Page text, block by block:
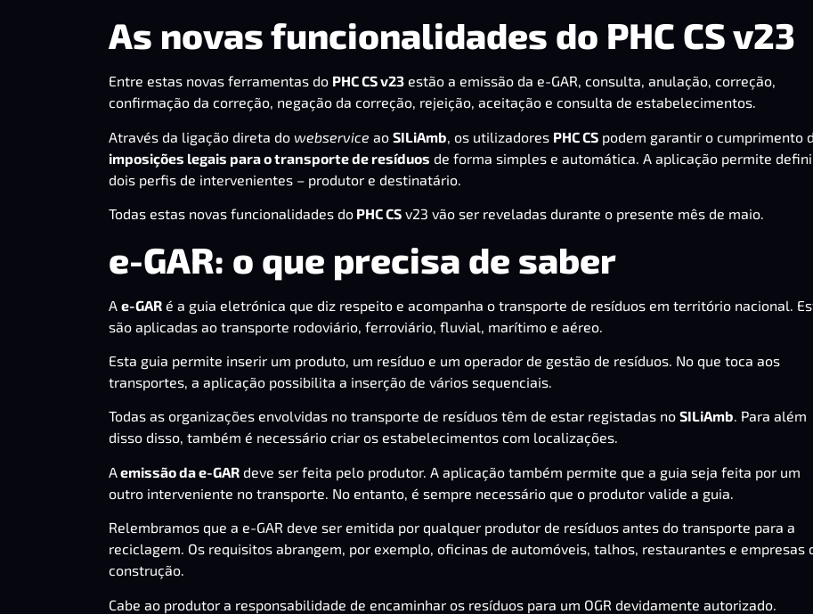
As novas funcionalidades do PHC CS v23
Entre estas novas ferramentas do PHC CS v23 estão a emissão da e-GAR, consulta, anulação, correção,
confirmação da correção, negação da correção, rejeição, aceitação e consulta de estabelecimentos.
Através da ligação direta do webservice ao SILiAmb, os utilizadores PHC CS podem garantir o cumprimento
imposições legais para o transporte de resíduos de forma simples e automática. A aplicação permite
dois perfis de intervenientes – produtor e destinatário.
Todas estas novas funcionalidades do PHC CS v23 vão ser reveladas durante o presente mês de maio.
e-GAR: o que precisa de saber
A e-GAR é a guia eletrónica que diz respeito e acompanha o transporte de resíduos em território nacional.
são aplicadas ao transporte rodoviário, ferroviário, fluvial, marítimo e aéreo.
Esta guia permite inserir um produto, um resíduo e um operador de gestão de resíduos. No que toca aos
transportes, a aplicação possibilita a inserção de vários sequenciais.
Todas as organizações envolvidas no transporte de resíduos têm de estar registadas no SILiAmb. Para além
disso disso, também é necessário criar os estabelecimentos com localizações.
A emissão da e-GAR deve ser feita pelo produtor. A aplicação também permite que a guia seja feita por um
outro interveniente no transporte. No entanto, é sempre necessário que o produtor valide a guia.
Relembramos que a e-GAR deve ser emitida por qualquer produtor de resíduos antes do transporte para a
reciclagem. Os requisitos abrangem, por exemplo, oficinas de automóveis, talhos, restaurantes e empresas
construção.
Cabe ao produtor a responsabilidade de encaminhar os resíduos para um OGR devidamente autorizado.